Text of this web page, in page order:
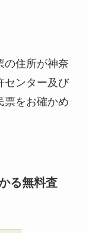
の住所が神奈
センター及び
票をお確かめ
る無料査